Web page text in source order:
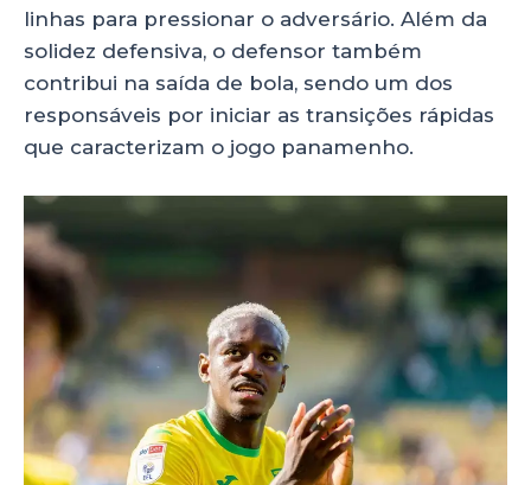
linhas para pressionar o adversário. Além da
solidez defensiva, o defensor também
contribui na saída de bola, sendo um dos
responsáveis por iniciar as transições rápidas
que caracterizam o jogo panamenho.